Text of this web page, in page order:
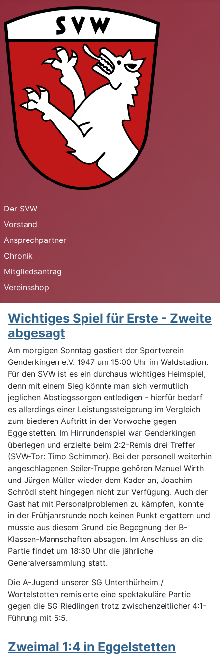
Der SVW
Vorstand
Ansprechpartner
Chronik
Mitgliedsantrag
Vereinsshop
Wichtiges Spiel für Erste - Zweite
abgesagt
Am morgigen Sonntag gastiert der Sportverein
Genderkingen e.V. 1947 um 15:00 Uhr im Waldstadion.
Für den SVW ist es ein durchaus wichtiges Heimspiel,
denn mit einem Sieg könnte man sich vermutlich
jeglichen Abstiegssorgen entledigen - hierfür bedarf
es allerdings einer Leistungssteigerung im Vergleich
zum biederen Auftritt in der Vorwoche gegen
Eggelstetten. Im Hinrundenspiel war Genderkingen
überlegen und erzielte beim 2:2-Remis drei Treffer
(SVW-Tor: Timo Schimmer). Bei der personell weiterhin
angeschlagenen Seiler-Truppe gehören Manuel Wirth
und Jürgen Müller wieder dem Kader an, Joachim
Schrödl steht hingegen nicht zur Verfügung. Auch der
Gast hat mit Personalproblemen zu kämpfen, konnte
in der Frühjahrsrunde noch keinen Punkt ergattern und
musste aus diesem Grund die Begegnung der B-
Klassen-Mannschaften absagen. Im Anschluss an die
Partie findet um 18:30 Uhr die jährliche
Generalversammlung statt.
Die A-Jugend unserer SG Unterthürheim /
Wortelstetten remisierte eine spektakuläre Partie
gegen die SG Riedlingen trotz zwischenzeitlicher 4:1-
Führung mit 5:5.
Zweimal 1:4 in Eggelstetten